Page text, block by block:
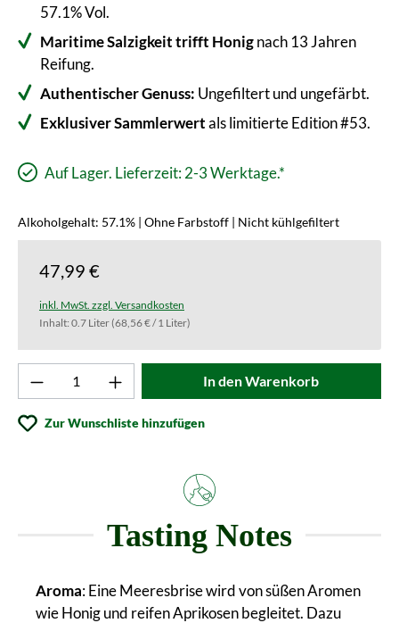
57.1% Vol.
Maritime Salzigkeit trifft Honignach 13 Jahren
Reifung.
Authentischer Genuss: Ungefiltert und ungefärbt.
Exklusiver Sammlerwertals limitierte Edition #53.
Auf Lager. Lieferzeit: 2-3 Werktage.*
Alkoholgehalt: 57.1% | Ohne Farbstoff | Nicht kühlgefiltert
47,99 €
inkl. MwSt. zzgl. Versandkosten
Inhalt: 0.7 Liter(68,56 € / 1 Liter)
Produkt Anzahl: Gib den gewünschten
In den Warenkorb
Zur Wunschliste hinzufügen
Tasting Notes
Aroma: Eine Meeresbrise wird von süßen Aromen
wie Honig und reifen Aprikosen begleitet. Dazu